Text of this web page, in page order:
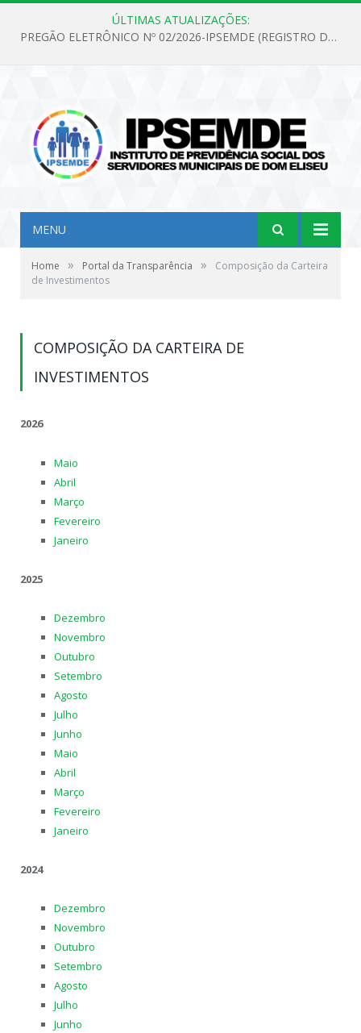
ÚLTIMAS ATUALIZAÇÕES:
PREGÃO ELETRÔNICO Nº 02/2026-IPSEMDE (REGISTRO DE PREÇOS PARA FUTURA E EVENTUAL AQUISIÇÃO DE MATERIAL DE LIMPEZA E GÊNEROS ALIMENTÍCIOS PARA ATENDER AS NECESSIDADES DO INSTITUTO DE PREVIDÊNCIA SOCIAL DOS SERVIDORES MUNICIPAIS DE DOM ELISEU.)
MENU
Home » Portal da Transparência »
Composição da Carteira
de Investimentos
COMPOSIÇÃO DA CARTEIRA DE
INVESTIMENTOS
2026
Maio
Abril
Março
Fevereiro
Janeiro
2025
Dezembro
Novembro
Outubro
Setembro
Agosto
Julho
Junho
Maio
Abril
Março
Fevereiro
Janeiro
2024
Dezembro
Novembro
Outubro
Setembro
Agosto
Julho
Junho